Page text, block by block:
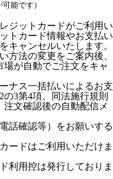
可能です）
ジットカードがご利用い
トカード情報やお支払い
キャンセルいたします。
方法の変更をご案内後、
が自動でご注文をキャ
ナス一括払いによるお支
3第4項、同法施行規則
文確認後の自動配信メ
話確認等）をお願いする
ードはご利用いただけま
利用控は発行しておりま